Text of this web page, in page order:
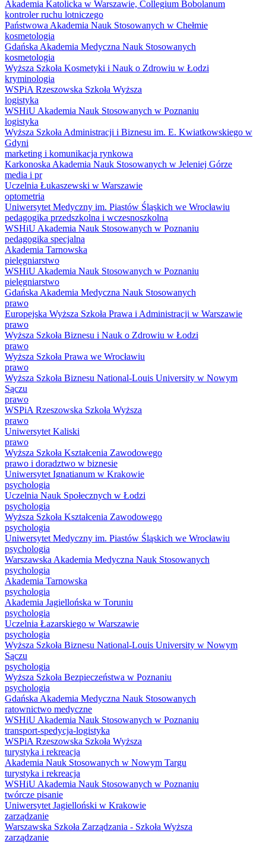
Akademia Katolicka w Warszawie, Collegium Bobolanum
kontroler ruchu lotniczego
Państwowa Akademia Nauk Stosowanych w Chełmie
kosmetologia
Gdańska Akademia Medyczna Nauk Stosowanych
kosmetologia
Wyższa Szkoła Kosmetyki i Nauk o Zdrowiu w Łodzi
kryminologia
WSPiA Rzeszowska Szkoła Wyższa
logistyka
WSHiU Akademia Nauk Stosowanych w Poznaniu
logistyka
Wyższa Szkoła Administracji i Biznesu im. E. Kwiatkowskiego w
Gdyni
marketing i komunikacja rynkowa
Karkonoska Akademia Nauk Stosowanych w Jeleniej Górze
media i pr
Uczelnia Łukaszewski w Warszawie
optometria
Uniwersytet Medyczny im. Piastów Śląskich we Wrocławiu
pedagogika przedszkolna i wczesnoszkolna
WSHiU Akademia Nauk Stosowanych w Poznaniu
pedagogika specjalna
Akademia Tarnowska
pielęgniarstwo
WSHiU Akademia Nauk Stosowanych w Poznaniu
pielęgniarstwo
Gdańska Akademia Medyczna Nauk Stosowanych
prawo
Europejska Wyższa Szkoła Prawa i Administracji w Warszawie
prawo
Wyższa Szkoła Biznesu i Nauk o Zdrowiu w Łodzi
prawo
Wyższa Szkoła Prawa we Wrocławiu
prawo
Wyższa Szkoła Biznesu National-Louis University w Nowym
Sączu
prawo
WSPiA Rzeszowska Szkoła Wyższa
prawo
Uniwersytet Kaliski
prawo
Wyższa Szkoła Kształcenia Zawodowego
prawo i doradztwo w biznesie
Uniwersytet Ignatianum w Krakowie
psychologia
Uczelnia Nauk Społecznych w Łodzi
psychologia
Wyższa Szkoła Kształcenia Zawodowego
psychologia
Uniwersytet Medyczny im. Piastów Śląskich we Wrocławiu
psychologia
Warszawska Akademia Medyczna Nauk Stosowanych
psychologia
Akademia Tarnowska
psychologia
Akademia Jagiellońska w Toruniu
psychologia
Uczelnia Łazarskiego w Warszawie
psychologia
Wyższa Szkoła Biznesu National-Louis University w Nowym
Sączu
psychologia
Wyższa Szkoła Bezpieczeństwa w Poznaniu
psychologia
Gdańska Akademia Medyczna Nauk Stosowanych
ratownictwo medyczne
WSHiU Akademia Nauk Stosowanych w Poznaniu
transport-spedycja-logistyka
WSPiA Rzeszowska Szkoła Wyższa
turystyka i rekreacja
Akademia Nauk Stosowanych w Nowym Targu
turystyka i rekreacja
WSHiU Akademia Nauk Stosowanych w Poznaniu
twórcze pisanie
Uniwersytet Jagielloński w Krakowie
zarządzanie
Warszawska Szkoła Zarządzania - Szkoła Wyższa
zarządzanie